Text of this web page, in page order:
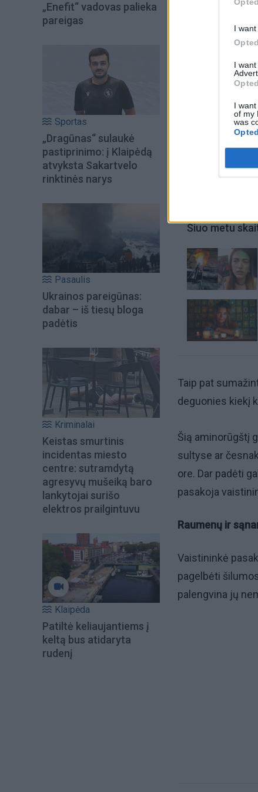
I
I
I
of my
was
„Enefit“ vadovas palieka
pareigas
Sportas
„Dragūnas“ sulaukė
pastiprinimo: į Klaipėdą
atvyksta Sakartvelo
rinktinės narys
Pasaulis
Ukrainos pareigūnas:
dabar – iš tiesų bloga
padėtis
Kriminalai
Keistas smurtinis
incidentas miesto
centre: sutramdytą
agresyvų mušeiką baro
lankytojai surišo
elektros prailgintuvu
Klaipėda
Patiltė keliaujantiems į
keltą bus atidaryta
rudenį
Šiuo metu
Taip pat
deguonies kiekį
Šią aminorūgštį
sultyse ar
ore. Dar padėti
pasakoja
Raumenų ir
Vaistininkė
pagelbėti
palengvina jų